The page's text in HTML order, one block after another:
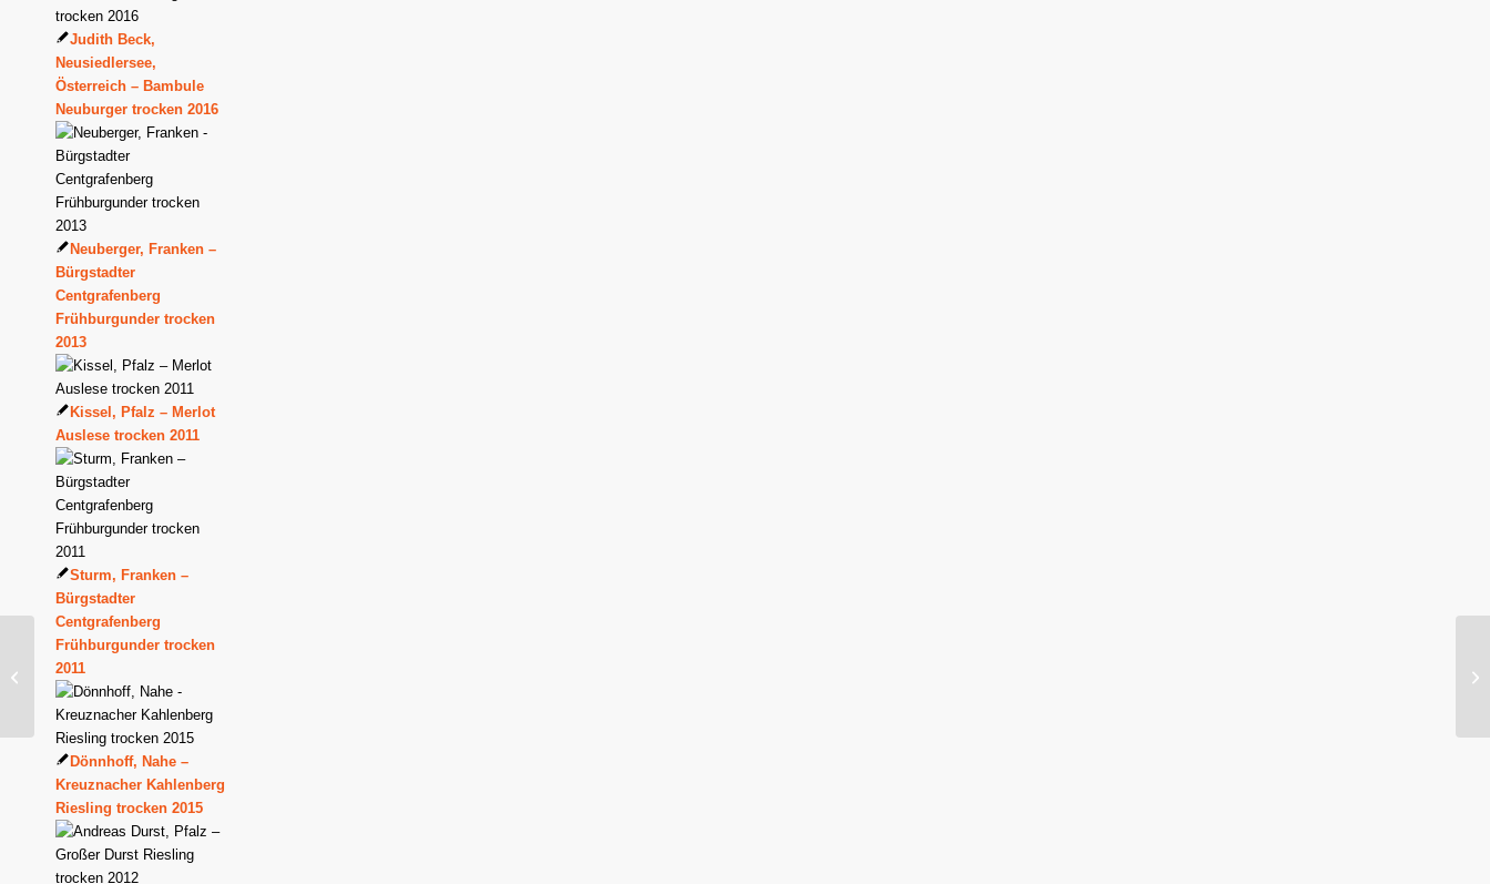
Judith Beck,
Neusiedlersee,
Österreich – Bambule
Neuburger trocken 2016
Neuberger, Franken –
Bürgstadter
Centgrafenberg
Frühburgunder trocken
2013
Kissel, Pfalz – Merlot
Auslese trocken 2011
Sturm, Franken –
Bürgstadter
Centgrafenberg
Frühburgunder trocken
2011
Dönnhoff, Nahe –
Kreuznacher Kahlenberg
Riesling trocken 2015
Fürst Löwenstein,
Franken – Homburger
Kallmuth Silvaner GG
Asphodill...